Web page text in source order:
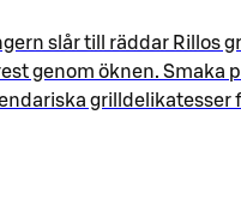
slår till räddar Rillos
genom öknen. Smaka
grilldelikatesser